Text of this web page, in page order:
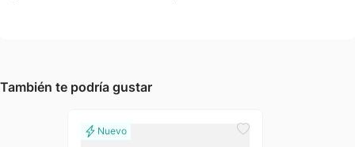
También te podría gustar